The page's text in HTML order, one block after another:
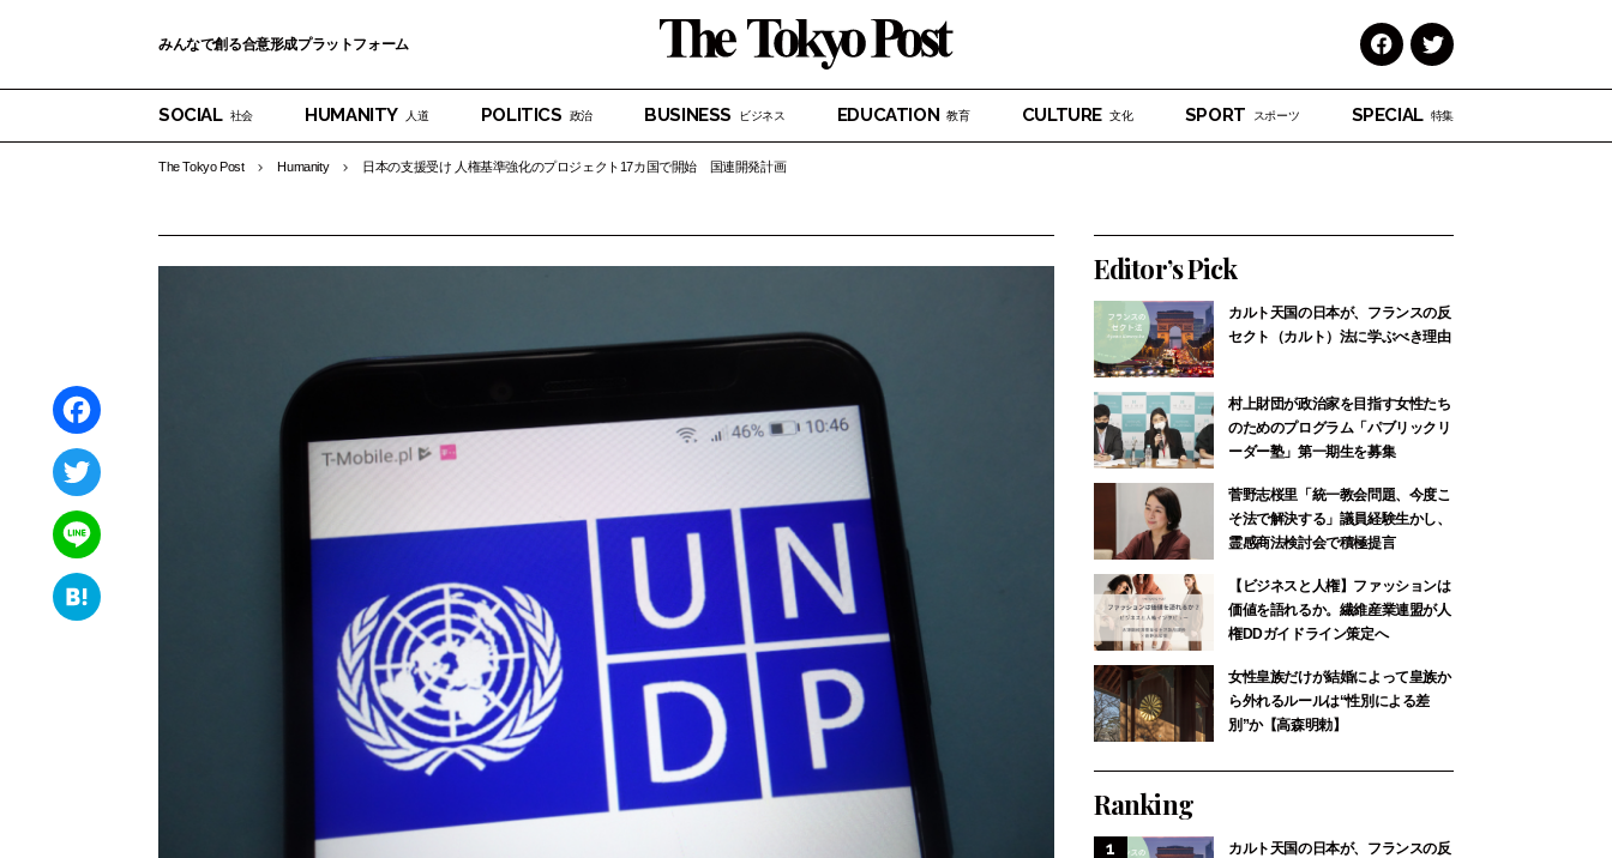
みんなで創る合意形成プラットフォーム
book er
SOCIAL 社会 HUMANITY 人道 POLITICS 政治 BUSINESS ビジネス EDUCATION 教育 CULTURE 文化 SPORT スポーツ SPECIAL 特集
The Tokyo Post Humanity 日本の支援受け 人権基準強化のプロジェクト17カ国で開始 国連開発計画
F
a
c
e
b
T
wi
tt
Li
n
Editor’s Pick
カルト天国の日本が、フランスの反
セクト（カルト）法に学ぶべき理由
村上財団が政治家を目指す女性たち
のためのプログラム「パブリックリ
ーダー塾」第一期生を募集
菅野志桜里「統一教会問題、今度こ
そ法で解決する」議員経験生かし、
霊感商法検討会で積極提言
【ビジネスと人権】ファッションは
価値を語れるか。繊維産業連盟が人
権DDガイドライン策定へ
女性皇族だけが結婚によって皇族か
ら外れるルールは“性別による差
別”か【高森明勅】
Ranking
カルト天国の日本が、フランスの反